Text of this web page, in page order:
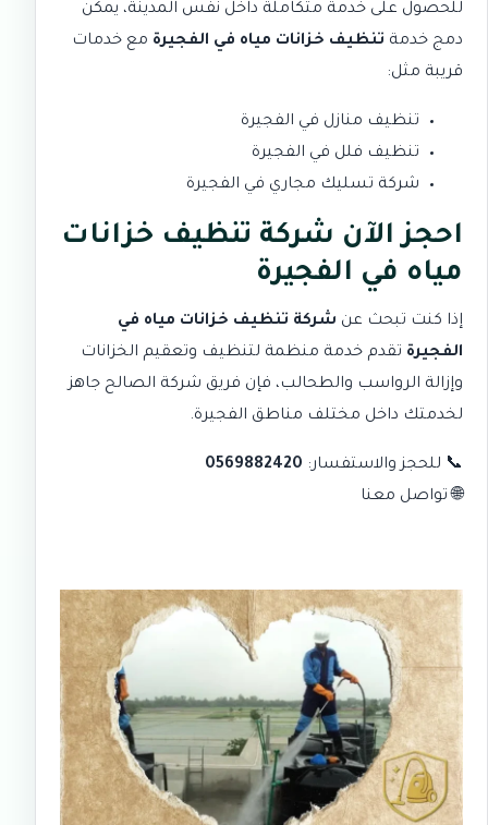
للحصول على خدمة متكاملة داخل نفس المدينة، يمكن
دمج خدمة تنظيف خزانات مياه في الفجيرة مع خدمات
قريبة مثل:
تنظيف منازل في الفجيرة
تنظيف فلل في الفجيرة
شركة تسليك مجاري في الفجيرة
احجز الآن شركة تنظيف خزانات
مياه في الفجيرة
إذا كنت تبحث عن شركة تنظيف خزانات مياه في
الفجيرة تقدم خدمة منظمة لتنظيف وتعقيم الخزانات
وإزالة الرواسب والطحالب، فإن فريق شركة الصالح جاهز
لخدمتك داخل مختلف مناطق الفجيرة.
📞 للحجز والاستفسار: 0569882420
🌐تواصل معنا